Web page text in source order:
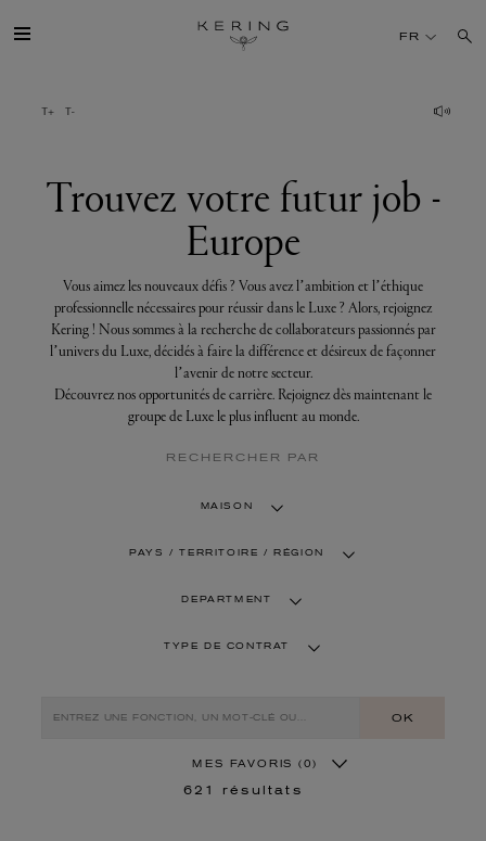
votre
futur
DÉV. DURABLE
FINANCE
PRESSE
FR
Trouvez votre futur job -
Europe
Vous aimez les nouveaux défis ? Vous avez l’ambition et l’éthique
professionnelle nécessaires pour réussir dans le Luxe ? Alors, rejoignez
Kering ! Nous sommes à la recherche de collaborateurs passionnés par
l’univers du Luxe, décidés à faire la différence et désireux de façonner
l’avenir de notre secteur.
Découvrez nos opportunités de carrière. Rejoignez dès maintenant le
groupe de Luxe le plus influent au monde.
RECHERCHER PAR
MAISON
PAYS / TERRITOIRE / RÉGION
DEPARTMENT
TYPE DE CONTRAT
OK
MES FAVORIS (0)
621 résultats